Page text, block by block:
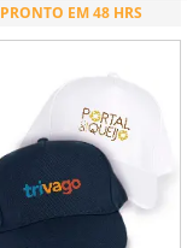
PRONTO EM 48 HRS